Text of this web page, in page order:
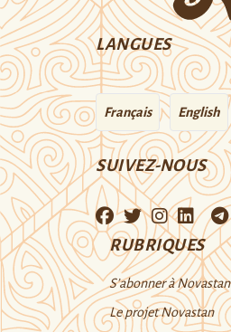
LANGUES
Français English
SUIVEZ-NOUS
RUBRIQUES
S’abonner à Novastan
Le projet Novastan